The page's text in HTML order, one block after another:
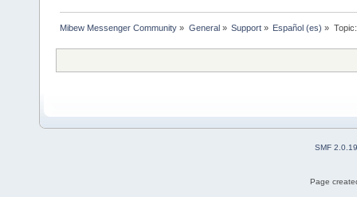
Mibew Messenger Community » General » Support» Español (es) »
SMF 2.0.19
Page